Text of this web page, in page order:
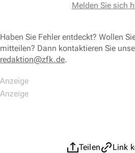
Melden Sie sich
Haben Sie Fehler entdeckt? Wollen
mitteilen? Dann kontaktieren Sie
redaktion@zfk.de.
Teilen
Link